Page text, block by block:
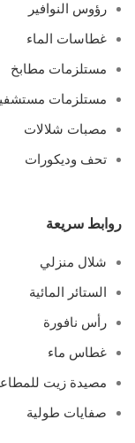
رؤوس النوافير
غطاسات الماء
مستلزمات مطابخ
مستلزمات
مصبات شلالات
تحف وديكورات
روابط سريعة
شلال منزلي
الستائر المائية
رأس نافورة
غطاس ماء
مصيدة زيت
صفايات طولية